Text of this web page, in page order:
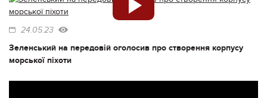
24.05.23
Зеленський на передовій оголосив про створення корпусу
морської піхоти